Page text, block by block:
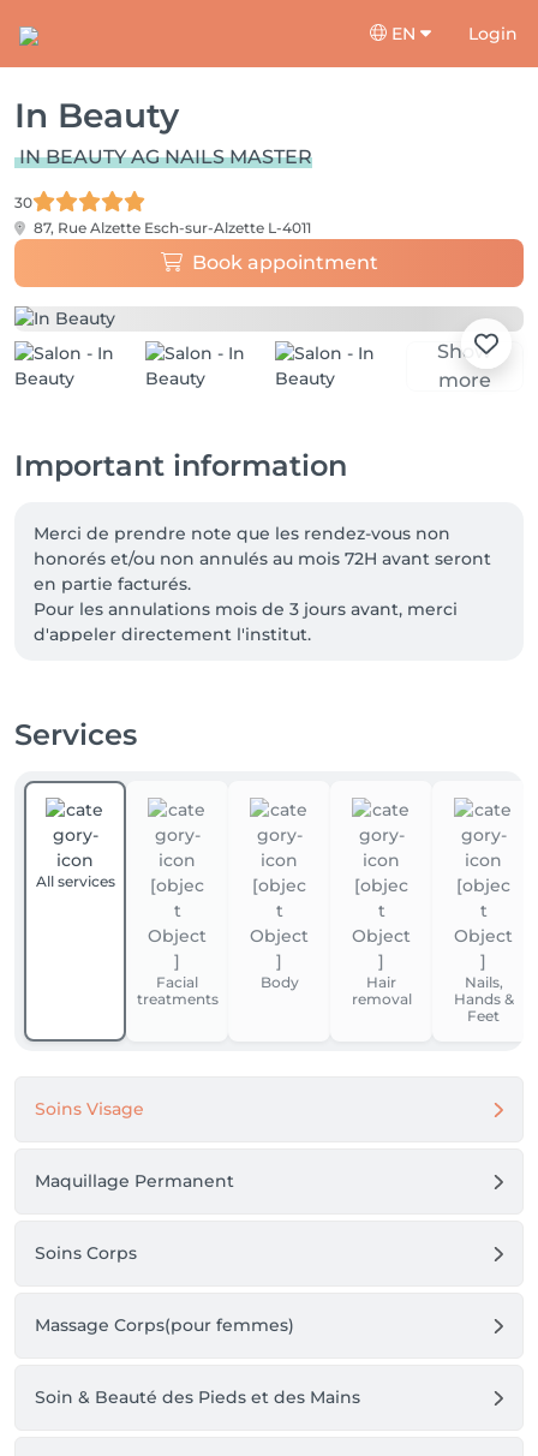
EN Login
In Beauty
IN BEAUTY AG NAILS MASTER
30
87, Rue Alzette Esch-sur-Alzette L-4011
Book appointment
Show
more
Important information
Merci de prendre note que les rendez-vous non
honorés et/ou non annulés au mois 72H avant seront
en partie facturés.
Pour les annulations mois de 3 jours avant, merci
d'appeler directement l'institut.
Services
All services
Facial
treatments
Body
Hair
removal
Nails,
Hands &
Feet
Soins Visage
Maquillage Permanent
Soins Corps
Massage Corps(pour femmes)
Soin & Beauté des Pieds et des Mains